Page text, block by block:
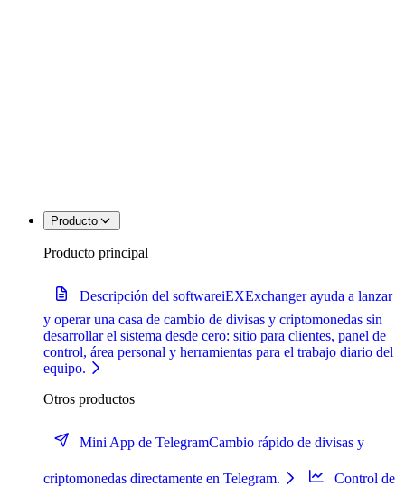
Producto
Producto principal
Descripción del softwareiEXExchanger ayuda a lanzar
y operar una casa de cambio de divisas y criptomonedas sin
desarrollar el sistema desde cero: sitio para clientes, panel de
control, área personal y herramientas para el trabajo diario del
equipo.
Otros productos
Mini App de TelegramCambio rápido de divisas y
criptomonedas directamente en Telegram.
Control de